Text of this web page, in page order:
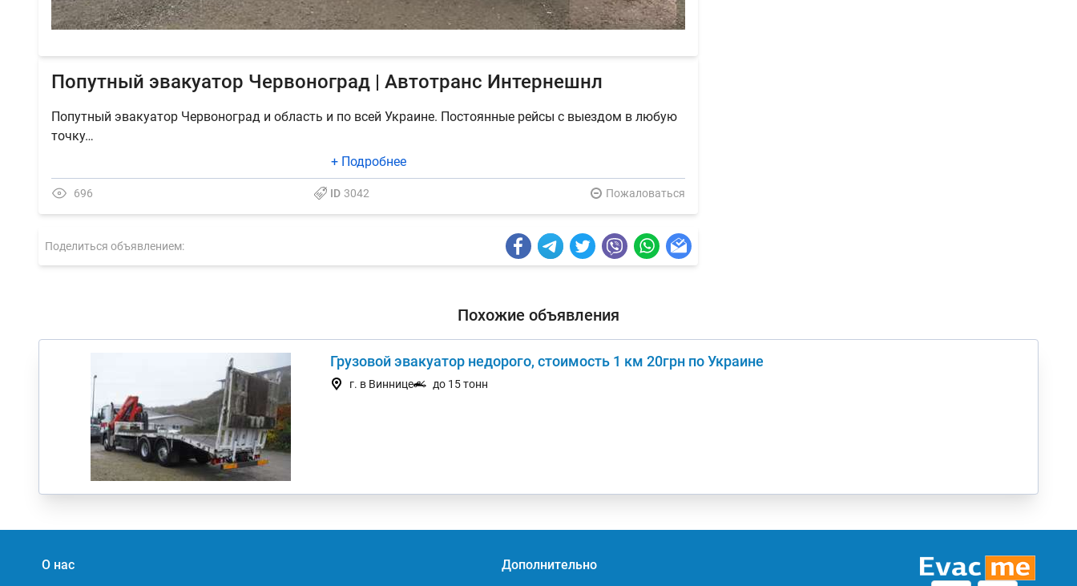
Попутный эвакуатор Червоноград | Автотранс Интернешнл
Попутный эвакуатор Червоноград и область и по всей Украине. Постоянные рейсы с выездом в любую
точку…
+ Подробнее
696 ID 3042 Пожаловаться
Поделиться объявлением:
Похожие объявления
Грузовой эвакуатор недорого, стоимость 1 км 20грн по Украине
г. в Виннице до 15 тонн
О нас Дополнительно